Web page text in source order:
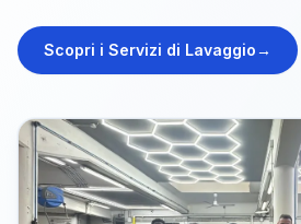
Scopri i Servizi di Lavaggio→